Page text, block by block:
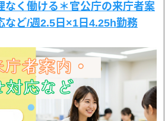
なく働ける＊官公庁の来庁者案
など/週2.5日×1日4.25h勤務